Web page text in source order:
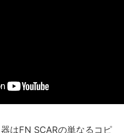
はFN SCARの単なるコピ